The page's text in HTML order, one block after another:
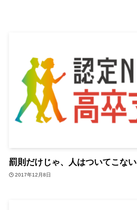
罰則だけじゃ、人はついてこない
2017年12月8日